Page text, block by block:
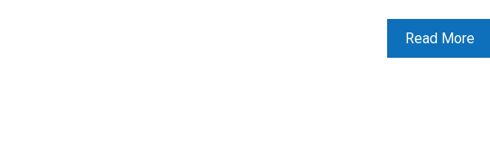
Read More